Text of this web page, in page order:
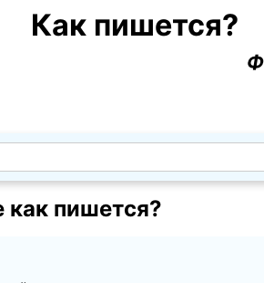
Как пишется?
как пишется?